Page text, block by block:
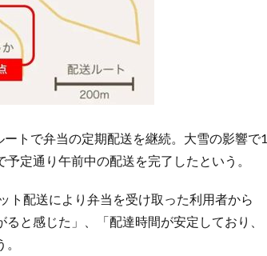
トで弁当の定期配送を継続。大雪の影響で1
定通り午前中の配送を完了したという。
ト配送により弁当を受け取った利用者から
と感じた」、「配達時間が安定しており、